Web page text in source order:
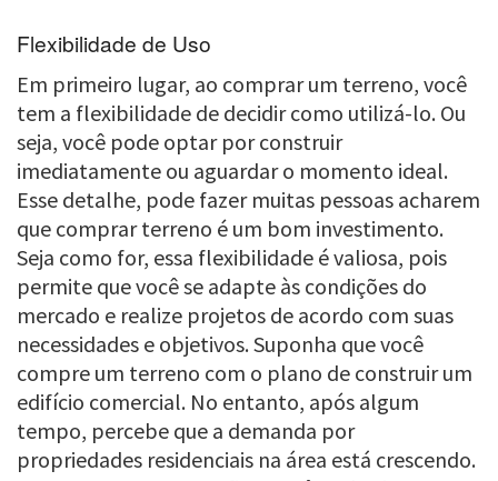
Flexibilidade de Uso
Em primeiro lugar, ao comprar um terreno, você
tem a flexibilidade de decidir como utilizá-lo. Ou
seja, você pode optar por construir
imediatamente ou aguardar o momento ideal.
Esse detalhe, pode fazer muitas pessoas acharem
que comprar terreno é um bom investimento.
Seja como for, essa flexibilidade é valiosa, pois
permite que você se adapte às condições do
mercado e realize projetos de acordo com suas
necessidades e objetivos. Suponha que você
compre um terreno com o plano de construir um
edifício comercial. No entanto, após algum
tempo, percebe que a demanda por
propriedades residenciais na área está crescendo.